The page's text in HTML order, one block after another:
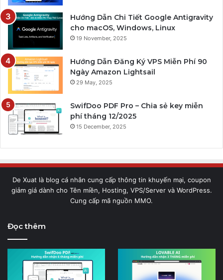
Hướng Dẫn Chi Tiết Google Antigravity
cho macOS, Windows, Linux
19 November, 2025
Hướng Dẫn Đăng Ký VPS Miễn Phí 90
Ngày Amazon Lightsail
29 May, 2025
SwifDoo PDF Pro – Chia sẻ key miễn
phí tháng 12/2025
15 December, 2025
De Xuat là blog cá nhân cung cấp thông tin khuyến mại, coupon
giảm giá dành cho Tên miền, Hosting, VPS/Server và WordPress.
Cung cấp mã nguồn MMO.
Đọc thêm